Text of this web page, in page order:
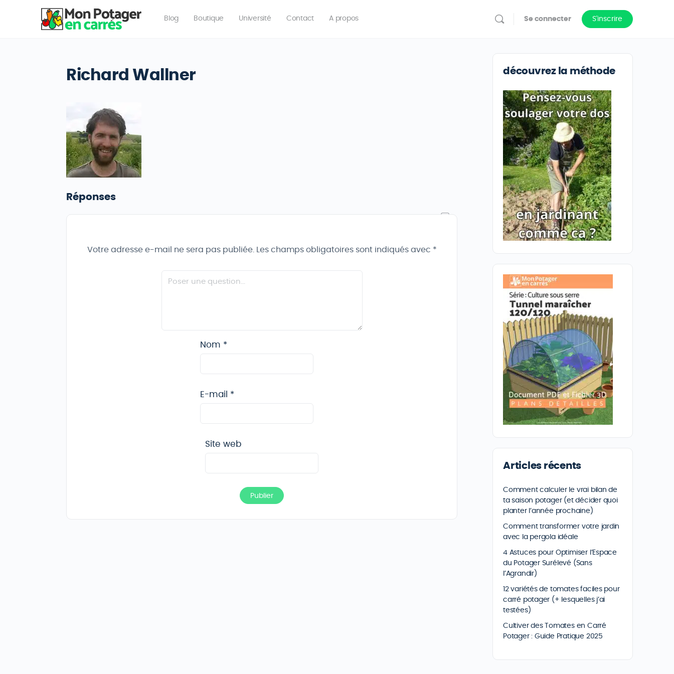
Blog Boutique Université Contact A propos Se connecter S'inscrire
Richard Wallner
Réponses
Votre adresse e-mail ne sera pas publiée. Les champs obligatoires sont indiqués avec *
Nom *
E-mail *
Site web
découvrez la méthode
Articles récents
Comment calculer le vrai bilan de
ta saison potager (et décider quoi
planter l’année prochaine)
Comment transformer votre jardin
avec la pergola idéale
4 Astuces pour Optimiser l’Espace
du Potager Surélevé (Sans
l’Agrandir)
12 variétés de tomates faciles pour
carré potager (+ lesquelles j’ai
testées)
Cultiver des Tomates en Carré
Potager : Guide Pratique 2025